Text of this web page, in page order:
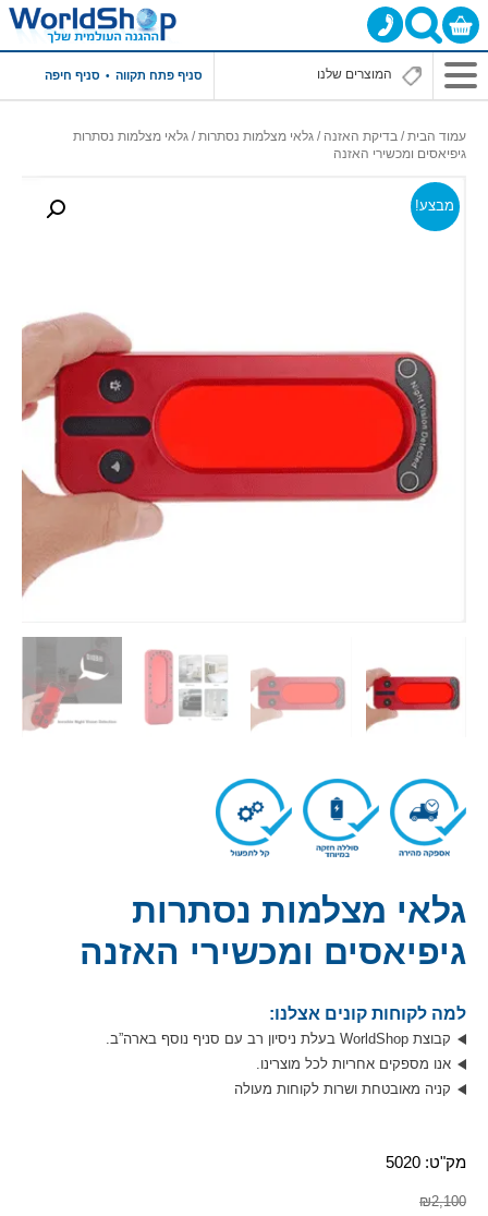
סניף פתח תקווה סניף חיפה
עמוד הבית/ בדיקת האזנה / גלאי מצלמות נסתרות/ גלאי מצלמות נסתרות
גיפיאסים ומכשירי האזנה
מבצע!
גלאי מצלמות נסתרות
גיפיאסים ומכשירי האזנה
למה לקוחות קונים אצלנו:
קבוצת WorldShop בעלת ניסיון רב עם סניף נוסף בארה”ב.
אנו מספקים אחריות לכל מוצרינו.
קניה מאובטחת ושרות לקוחות מעולה
מק"ט: 5020
₪2,100